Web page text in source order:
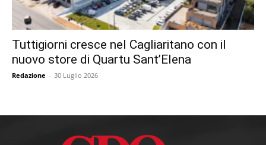
Tuttigiorni cresce nel Cagliaritano con il
nuovo store di Quartu Sant’Elena
Redazione - 30 Luglio 2026